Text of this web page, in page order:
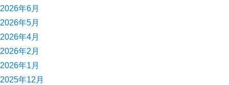
2026年6月
2026年5月
2026年4月
2026年2月
2026年1月
2025年12月